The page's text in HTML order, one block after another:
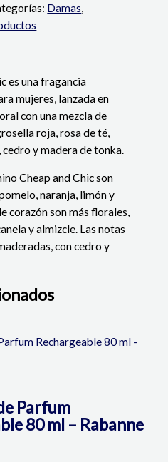
Damas,
es una fragancia
mujeres, lanzada en
con una mezcla de
roja, rosa de té,
cedro y madera de tonka.
Cheap and Chic son
naranja, limón y
corazón son más florales,
y almizcle. Las notas
con cedro y
Parfum
80 ml – Rabanne